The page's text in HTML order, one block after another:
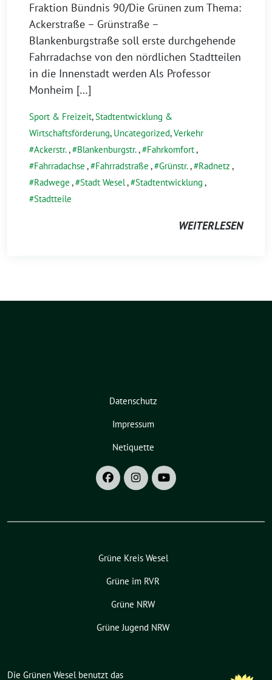
Fraktion Bündnis 90/Die Grünen zum Thema:
Ackerstraße – Grünstraße –
Blankenburgstraße soll erste durchgehende
Fahrradachse von den nördlichen Stadtteilen
in die Innenstadt werden Als Professor
Monheim […]
Sport & Freizeit,Stadtentwicklung &
Wirtschaftsförderung, Uncategorized,Verkehr
Ackerstr., Blankenburgstr., Fahrkomfort,
Fahrradachse , Fahrradstraße , Grünstr., Radnetz ,
Radwege , Stadt Wesel, Stadtentwicklung ,
Stadtteile
WEITERLESEN
Datenschutz
Impressum
Netiquette
Grüne Kreis Wesel
Grüne im RVR
Grüne NRW
Grüne Jugend NRW
Die Grünen Wesel benutzt das